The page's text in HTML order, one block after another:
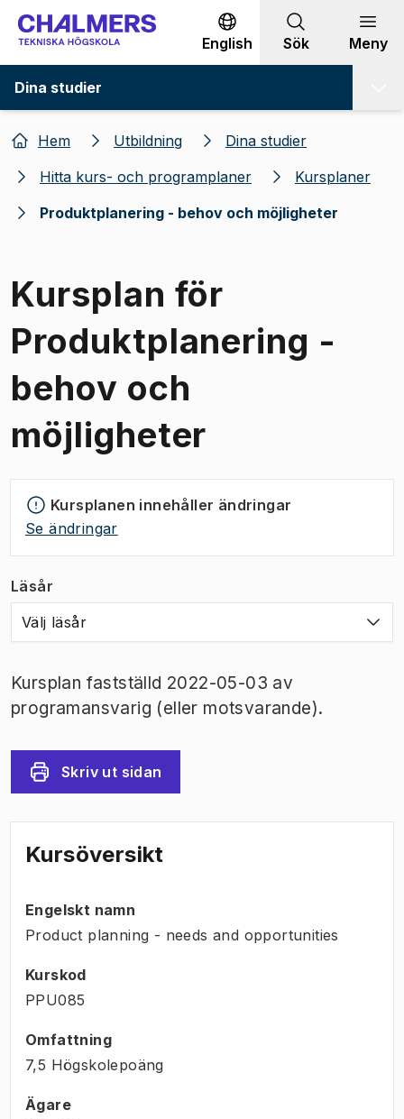
Gå till innehållet
English Sök Meny
Dina studier
Hem Utbildning
Dina studier
Hitta kurs- och programplaner
Kursplaner
Produktplanering - behov och möjligheter
Kursplan för
Produktplanering -
behov och
möjligheter
Kursplanen innehåller ändringar
Se ändringar
Läsår
Välj läsår
Kursplan fastställd 2022-05-03 av
programansvarig (eller motsvarande).
Skriv ut sidan
Kursöversikt
Engelskt namn
Product planning - needs and opportunities
Kurskod
PPU085
Omfattning
7,5 Högskolepoäng
Ägare